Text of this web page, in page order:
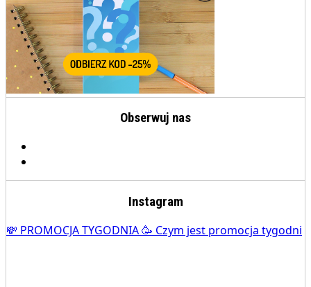
Obserwuj nas
Instagram
💸 PROMOCJA TYGODNIA 🥳 Czym jest promocja tygodni